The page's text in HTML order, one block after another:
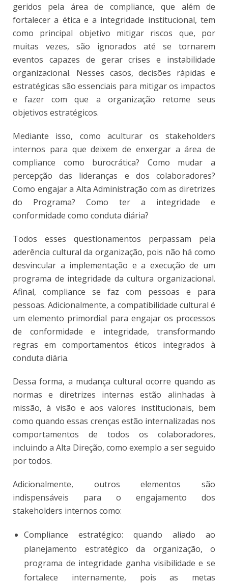
geridos pela área de compliance, que além de
fortalecer a ética e a integridade institucional, tem
como principal objetivo mitigar riscos que, por
muitas vezes, são ignorados até se tornarem
eventos capazes de gerar crises e instabilidade
organizacional. Nesses casos, decisões rápidas e
estratégicas são essenciais para mitigar os impactos
e fazer com que a organização retome seus
objetivos estratégicos.
Mediante isso, como aculturar os stakeholders
internos para que deixem de enxergar a área de
compliance como burocrática? Como mudar a
percepção das lideranças e dos colaboradores?
Como engajar a Alta Administração com as diretrizes
do Programa? Como ter a integridade e
conformidade como conduta diária?
Todos esses questionamentos perpassam pela
aderência cultural da organização, pois não há como
desvincular a implementação e a execução de um
programa de integridade da cultura organizacional.
Afinal, compliance se faz com pessoas e para
pessoas. Adicionalmente, a compatibilidade cultural é
um elemento primordial para engajar os processos
de conformidade e integridade, transformando
regras em comportamentos éticos integrados à
conduta diária.
Dessa forma, a mudança cultural ocorre quando as
normas e diretrizes internas estão alinhadas à
missão, à visão e aos valores institucionais, bem
como quando essas crenças estão internalizadas nos
comportamentos de todos os colaboradores,
incluindo a Alta Direção, como exemplo a ser seguido
por todos.
Adicionalmente, outros elementos são
indispensáveis para o engajamento dos
stakeholders internos como:
Compliance estratégico: quando aliado ao
planejamento estratégico da organização, o
programa de integridade ganha visibilidade e se
fortalece internamente, pois as metas